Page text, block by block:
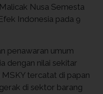
Nusa Semesta
Indonesia pada 9
penawaran umum
dengan nilai sekitar
MSKY tercatat di papan
di sektor barang